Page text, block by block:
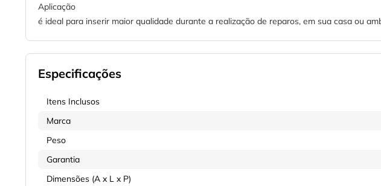
Aplicação
é ideal para inserir maior qualidade durante a realização de reparos, em sua casa ou
Especificações
Itens Inclusos
Marca
Peso
Garantia
Dimensões (A x L x P)